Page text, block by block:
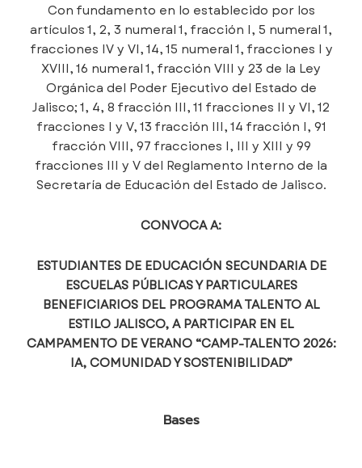
Con fundamento en lo establecido por los
artículos 1, 2, 3 numeral 1, fracción I, 5 numeral 1,
fracciones IV y VI, 14, 15 numeral 1, fracciones I y
XVIII, 16 numeral 1, fracción VIII y 23 de la Ley
Orgánica del Poder Ejecutivo del Estado de
Jalisco; 1, 4, 8 fracción III, 11 fracciones II y VI, 12
fracciones I y V, 13 fracción III, 14 fracción I, 91
fracción VIII, 97 fracciones I, III y XIII y 99
fracciones III y V del Reglamento Interno de la
Secretaría de Educación del Estado de Jalisco.
CONVOCA A:
ESTUDIANTES DE EDUCACIÓN SECUNDARIA DE
ESCUELAS PÚBLICAS Y PARTICULARES
BENEFICIARIOS DEL PROGRAMA TALENTO AL
ESTILO JALISCO, A PARTICIPAR EN EL
CAMPAMENTO DE VERANO “CAMP-TALENTO 2026:
IA, COMUNIDAD Y SOSTENIBILIDAD”
Bases